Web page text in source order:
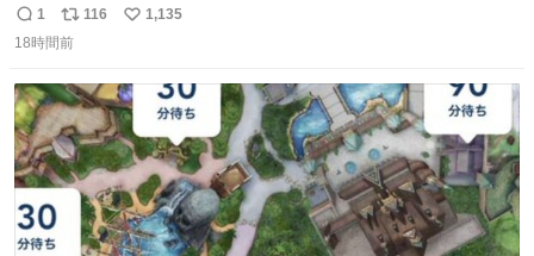
#C108
返
信
1
リ
ポ
ト
数
116
い
数
1,135
18時間前